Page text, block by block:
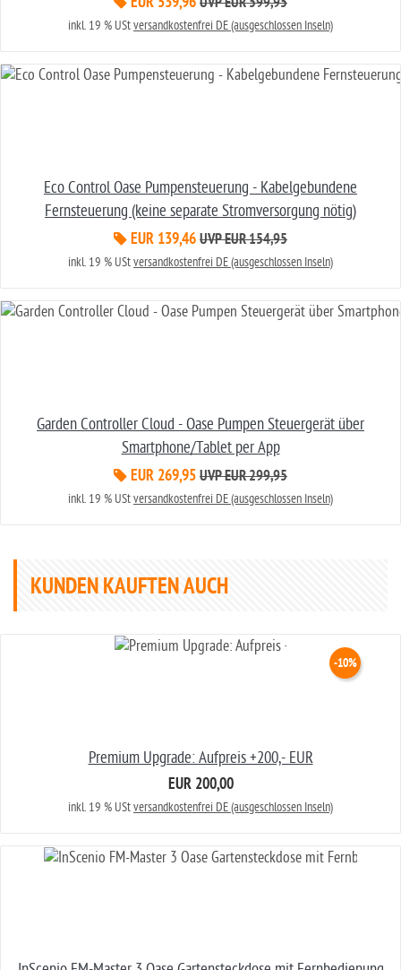
inkl. 19 % UStversandkostenfrei DE (ausgeschlossen Inseln)
Eco Control Oase Pumpensteuerung - Kabelgebundene
Fernsteuerung (keine separate Stromversorgung nötig)
EUR 139,46 UVP EUR 154,95
inkl. 19 % UStversandkostenfrei DE (ausgeschlossen Inseln)
Garden Controller Cloud - Oase Pumpen Steuergerät über
Smartphone/Tablet per App
EUR 269,95 UVP EUR 299,95
inkl. 19 % UStversandkostenfrei DE (ausgeschlossen Inseln)
KUNDEN KAUFTEN AUCH
Premium Upgrade: Aufpreis +200,- EUR
EUR 200,00
inkl. 19 % UStversandkostenfrei DE (ausgeschlossen Inseln)
-10%